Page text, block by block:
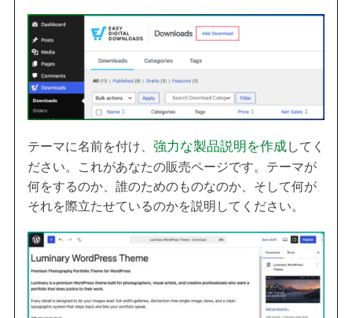
テーマに名前を付け、 強力な製品説明を作成してく
ださい。これがあなたの販売ページです。テーマが
何をするのか、誰のためのものなのか、そして何が
それを際立たせているのかを説明してください。